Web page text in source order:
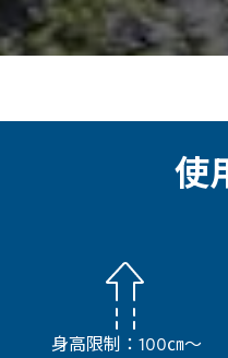
使
身高限制：100㎝～